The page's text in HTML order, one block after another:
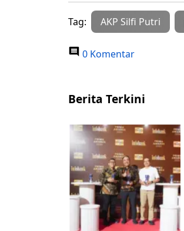
Tag: AKP Silfi Putri
0 Komentar
Berita Terkini